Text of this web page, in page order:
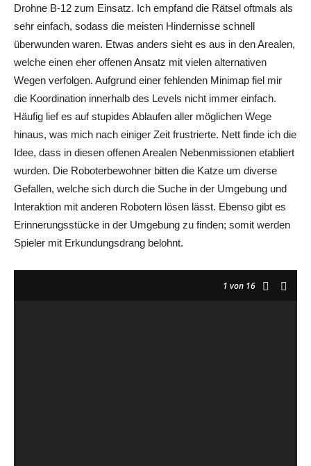
Drohne B-12 zum Einsatz. Ich empfand die Rätsel oftmals als
sehr einfach, sodass die meisten Hindernisse schnell
überwunden waren. Etwas anders sieht es aus in den Arealen,
welche einen eher offenen Ansatz mit vielen alternativen
Wegen verfolgen. Aufgrund einer fehlenden Minimap fiel mir
die Koordination innerhalb des Levels nicht immer einfach.
Häufig lief es auf stupides Ablaufen aller möglichen Wege
hinaus, was mich nach einiger Zeit frustrierte. Nett finde ich die
Idee, dass in diesen offenen Arealen Nebenmissionen etabliert
wurden. Die Roboterbewohner bitten die Katze um diverse
Gefallen, welche sich durch die Suche in der Umgebung und
Interaktion mit anderen Robotern lösen lässt. Ebenso gibt es
Erinnerungsstücke in der Umgebung zu finden; somit werden
Spieler mit Erkundungsdrang belohnt.
1 von 16